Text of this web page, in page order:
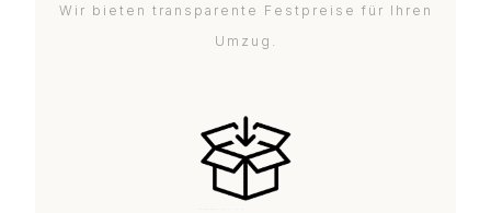
Wir bieten transparente Festpreise für Ihren
Umzug.